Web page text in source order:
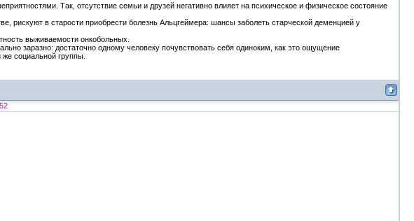
Так, отсутствие семьи и друзей негативно влияет на психическое и физическое состояние
рискуют в старости приобрести болезнь Альцгеймера: шансы заболеть старческой деменцией у
выживаемости онкобольных.
заразно: достаточно одному человеку почувствовать себя одиноким, как это ощущение
же социальной группы.